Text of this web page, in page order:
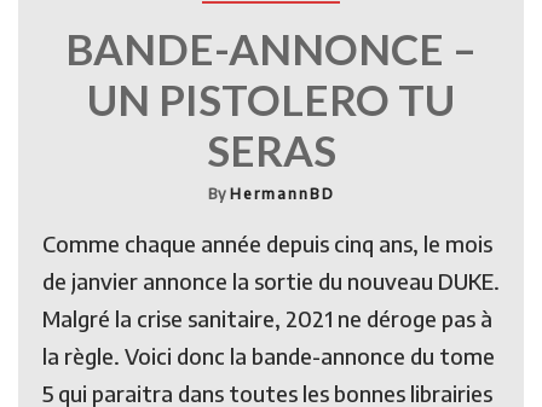
BANDE-ANNONCE –
UN PISTOLERO TU
SERAS
By HermannBD
Comme chaque année depuis cinq ans, le mois
de janvier annonce la sortie du nouveau DUKE.
Malgré la crise sanitaire, 2021 ne déroge pas à
la règle. Voici donc la bande-annonce du tome
5 qui paraitra dans toutes les bonnes librairies